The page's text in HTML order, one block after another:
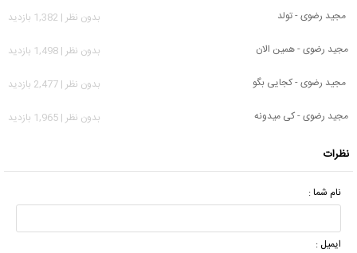
مجید رضوی - تولد
بدون نظر | 1,382 بازدید
مجید رضوی - همین الان
بدون نظر | 1,498 بازدید
مجید رضوی - کجایی بگو
بدون نظر | 2,477 بازدید
مجید رضوی - کی میدونه
بدون نظر | 1,965 بازدید
نظرات
نام شما :
ایمیل :